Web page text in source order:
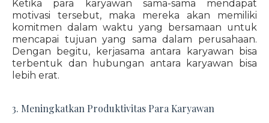
Ketika para karyawan sama-sama mendapat
motivasi tersebut, maka mereka akan memiliki
komitmen dalam waktu yang bersamaan untuk
mencapai tujuan yang sama dalam perusahaan.
Dengan begitu, kerjasama antara karyawan bisa
terbentuk dan hubungan antara karyawan bisa
lebih erat.
3. Meningkatkan Produktivitas Para Karyawan